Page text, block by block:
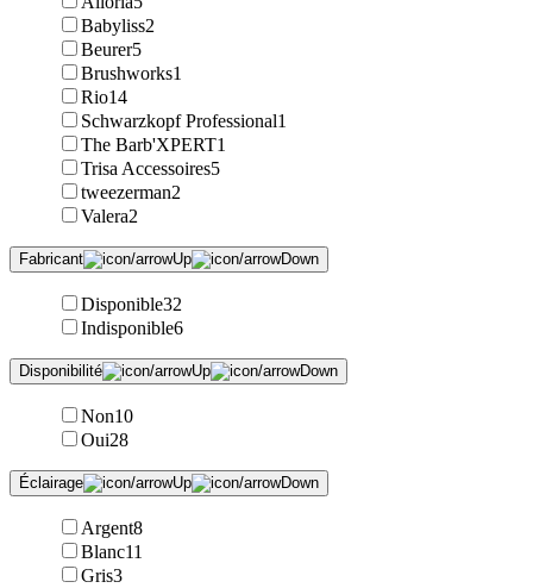
Babyliss2
Beurer5
Brushworks1
Rio14
Schwarzkopf Professional1
The Barb'XPERT1
Trisa Accessoires5
tweezerman2
Valera2
Fabricant
Disponible32
Indisponible6
Disponibilité
Non10
Oui28
Éclairage
Argent8
Blanc11
Gris3